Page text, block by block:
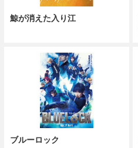
鯨が消えた入り江
ブルーロック